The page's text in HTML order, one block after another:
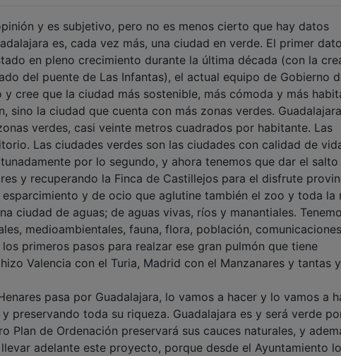
y es subjetivo, pero no es menos cierto que hay datos
es, cada vez más, una ciudad en verde. El primer
en pleno crecimiento durante la última década (con la
del puente de Las Infantas), el actual equipo de Gobierno
cree que la ciudad más sostenible, más cómoda y más
sino la ciudad que cuenta con más zonas verdes.
verdes, casi veinte metros cuadrados por habitante. Las
Las ciudades verdes son las ciudades con calidad de
por lo segundo, y ahora tenemos que dar el salto
y recuperando la Finca de Castillejos para el disfrute
y de ocio que aglutine también el zoo y toda la
ciudad de aguas; de aguas vivas, ríos y manantiales.
medioambientales, fauna, flora, población, comunicaciones
primeros pasos para realzar ese gran pulmón que tiene
Valencia con el Turia, Madrid con el Manzanares y tantas y
pasa por Guadalajara, lo vamos a hacer y lo vamos a
preservando toda su riqueza. Guadalajara es y será verde
Plan de Ordenación preservará sus cauces naturales, y
adelante este proyecto, porque desde el Ayuntamiento lo